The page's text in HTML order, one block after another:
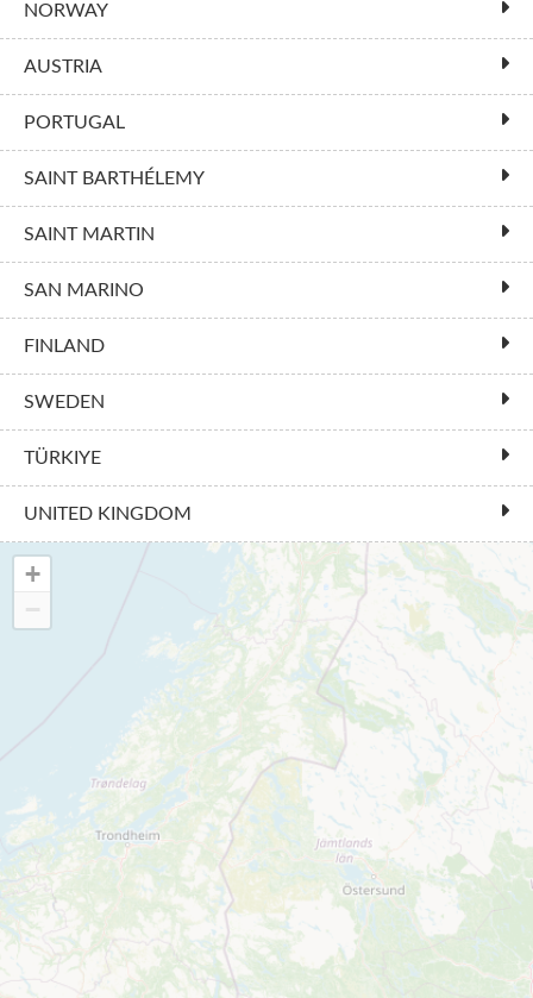
NORWAY
AUSTRIA
PORTUGAL
SAINT BARTHÉLEMY
SAINT MARTIN
SAN MARINO
FINLAND
SWEDEN
TÜRKIYE
UNITED KINGDOM
+